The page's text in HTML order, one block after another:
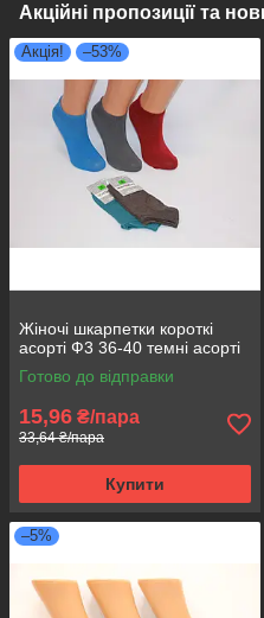
Акційні пропозиції та
Акція! –53%
Жіночі шкарпетки короткі
асорті Ф3 36-40 темні асорті
Готово до відправки
15,96 ₴/пара
33,64 ₴/пара
Купити
–5%